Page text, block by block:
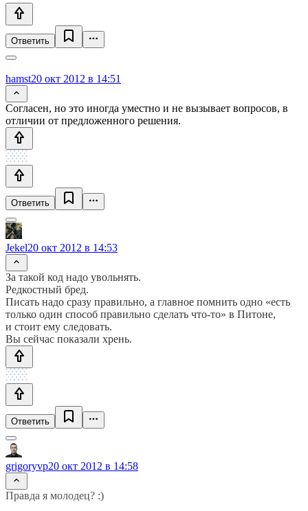
Ответить
hamst20 окт 2012 в 14:51
Согласен, но это иногда уместно и не вызывает вопросов, в
отличии от предложенного решения.
Ответить
Jekel20 окт 2012 в 14:53
За такой код надо увольнять.
Редкостный бред.
Писать надо сразу правильно, а главное помнить одно «есть
только один способ правильно сделать что-то» в Питоне,
и стоит ему следовать.
Вы сейчас показали хрень.
Ответить
grigoryvp20 окт 2012 в 14:58
Правда я молодец? :)